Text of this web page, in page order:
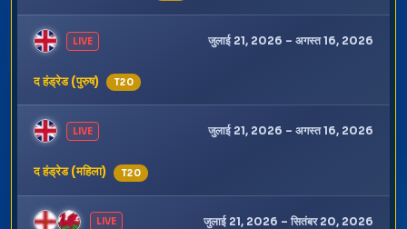
द हंड्रेड (पुरुष) T20
जुलाई 21, 2026 – अगस्त 16, 2026
LIVE
द हंड्रेड (महिला) T20
जुलाई 21, 2026 – अगस्त 16, 2026
LIVE
जुलाई 21, 2026 – सितंबर 20, 2026
LIVE